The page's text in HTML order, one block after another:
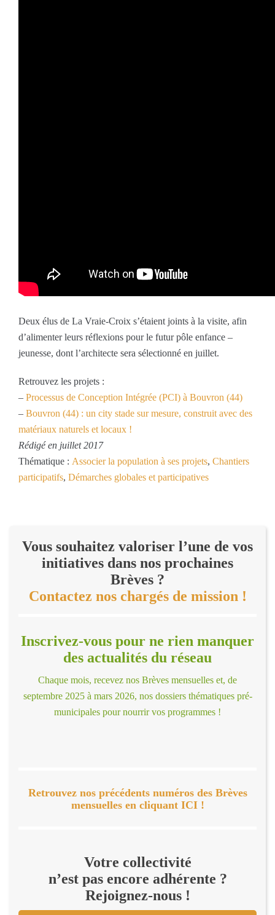
Deux élus de La Vraie-Croix s’étaient joints à la visite, afin
d’alimenter leurs réflexions pour le futur pôle enfance –
jeunesse, dont l’architecte sera sélectionné en juillet.
Retrouvez les projets :
– Processus de Conception Intégrée (PCI) à Bouvron (44)
– Bouvron (44) : un city stade sur mesure, construit avec des
matériaux naturels et locaux !
Rédigé en juillet 2017
Thématique : Associer la population à ses projets, Chantiers
participatifs, Démarches globales et participatives
Vous souhaitez valoriser l’une de vos
initiatives dans nos prochaines
Brèves ?
Contactez nos chargés de mission !
Inscrivez-vous pour ne rien manquer
des actualités du réseau
Chaque mois, recevez nos Brèves mensuelles et, de
septembre 2025 à mars 2026, nos dossiers thématiques pré-
municipales pour nourrir vos programmes !
Retrouvez nos précédents numéros des Brèves
mensuelles en cliquant ICI !
Votre collectivité
n’est pas encore adhérente ?
Rejoignez-nous !